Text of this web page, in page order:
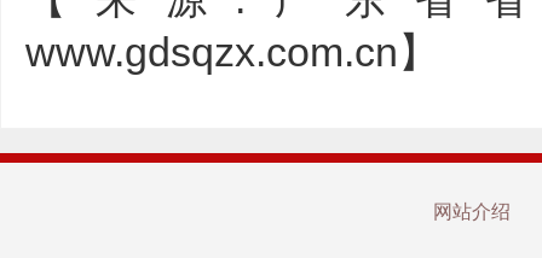
www.gdsqzx.com.cn】
网站介绍